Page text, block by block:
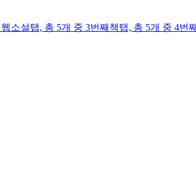
웹소설탭, 총 5개 중 3번째 책탭, 총 5개 중 4번째